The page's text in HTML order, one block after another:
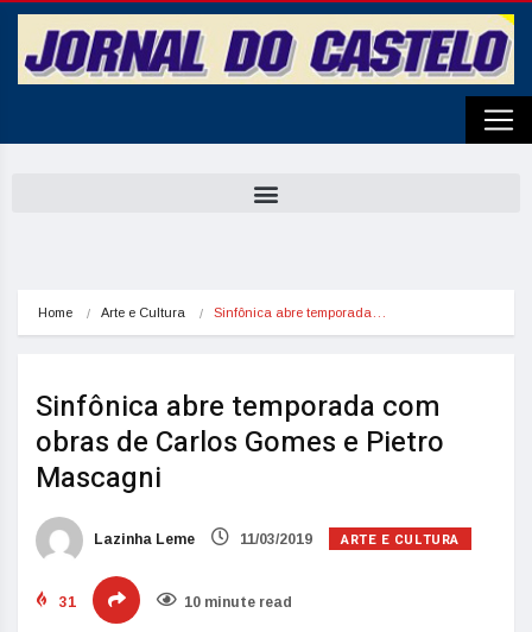
Home Arte e Cultura Sinfônica abre temporada…
Sinfônica abre temporada com
obras de Carlos Gomes e Pietro
Mascagni
Lazinha Leme 11/03/2019 ARTE E CULTURA
31 10 minute read